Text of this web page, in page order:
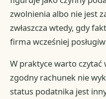
zwolnienia albo nie jest
zwłaszcza wtedy, gdy
firma wcześniej
W praktyce warto czytać
zgodny rachunek nie
status podatnika jest